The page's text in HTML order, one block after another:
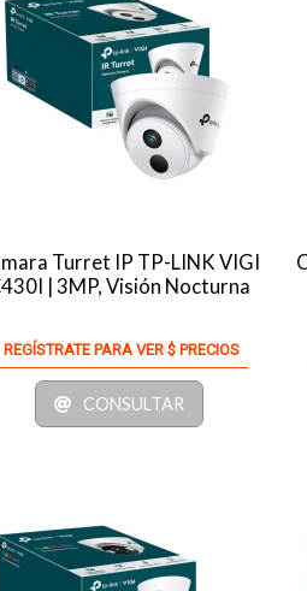
Turret IP TP-LINK VIGI
| 3MP, Visión Nocturna
REGÍSTRATE PARA VER $ PRECIOS
CONSULTAR